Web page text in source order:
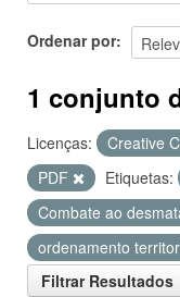
Ordenar por
1 conjunto
Licenças: Creative
PDF
Etiquetas:
Combate ao
ordenamento
Filtrar Resultados